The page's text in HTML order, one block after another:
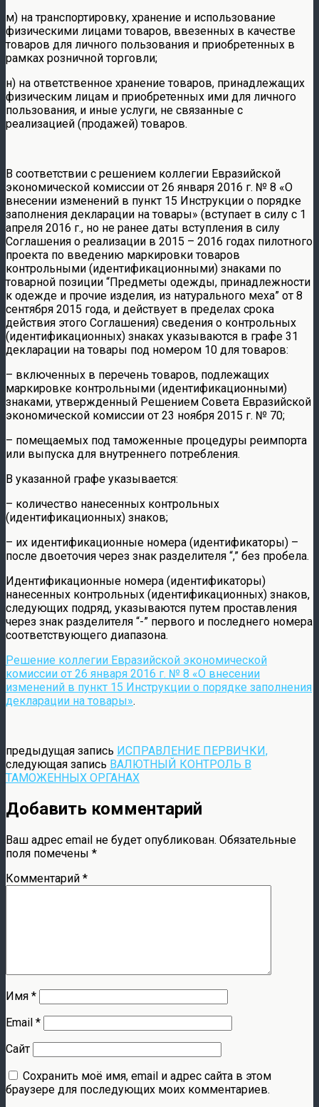
м) на транспортировку, хранение и использование
физическими лицами товаров, ввезенных в качестве
товаров для личного пользования и приобретенных в
рамках розничной торговли;
н) на ответственное хранение товаров, принадлежащих
физическим лицам и приобретенных ими для личного
пользования, и иные услуги, не связанные с
реализацией (продажей) товаров.
В соответствии с решением коллегии Евразийской
экономической комиссии от 26 января 2016 г. № 8 «О
внесении изменений в пункт 15 Инструкции о порядке
заполнения декларации на товары» (вступает в силу с 1
апреля 2016 г., но не ранее даты вступления в силу
Соглашения о реализации в 2015 – 2016 годах пилотного
проекта по введению маркировки товаров
контрольными (идентификационными) знаками по
товарной позиции “Предметы одежды, принадлежности
к одежде и прочие изделия, из натурального меха” от 8
сентября 2015 года, и действует в пределах срока
действия этого Соглашения) сведения о контрольных
(идентификационных) знаках указываются в графе 31
декларации на товары под номером 10 для товаров:
– включенных в перечень товаров, подлежащих
маркировке контрольными (идентификационными)
знаками, утвержденный Решением Совета Евразийской
экономической комиссии от 23 ноября 2015 г. № 70;
– помещаемых под таможенные процедуры реимпорта
или выпуска для внутреннего потребления.
В указанной графе указывается:
– количество нанесенных контрольных
(идентификационных) знаков;
– их идентификационные номера (идентификаторы) –
после двоеточия через знак разделителя “,” без пробела.
Идентификационные номера (идентификаторы)
нанесенных контрольных (идентификационных) знаков,
следующих подряд, указываются путем проставления
через знак разделителя “-” первого и последнего номера
соответствующего диапазона.
Решение коллегии Евразийской экономической
комиссии от 26 января 2016 г. № 8 «О внесении
изменений в пункт 15 Инструкции о порядке заполнения
декларации на товары».
предыдущая запись ИСПРАВЛЕНИЕ ПЕРВИЧКИ,
следующая запись ВАЛЮТНЫЙ КОНТРОЛЬ В
ТАМОЖЕННЫХ ОРГАНАХ
Добавить комментарий
Ваш адрес email не будет опубликован. Обязательные
поля помечены *
Комментарий *
Имя *
Email *
Сайт
Сохранить моё имя, email и адрес сайта в этом
браузере для последующих моих комментариев.